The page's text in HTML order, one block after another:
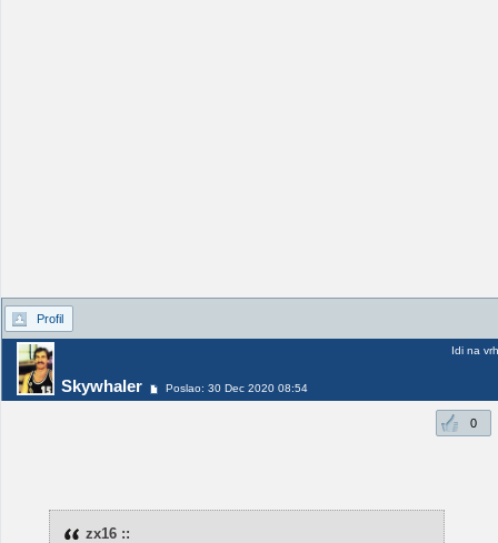
Profil
Skywhaler Poslao: 30 Dec 2020 08:54
Idi na vrh
0
zx16 ::